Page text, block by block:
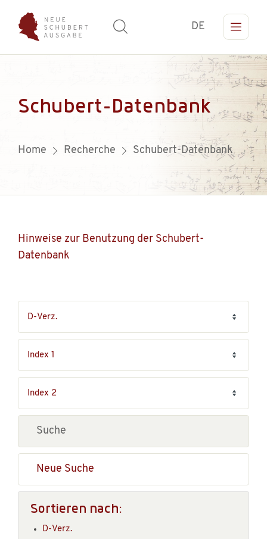
DE
Schubert-Datenbank
Home Recherche Schubert-Datenbank
Hinweise zur Benutzung der Schubert-
Datenbank
Neue Suche
Sortieren nach:
D-Verz.